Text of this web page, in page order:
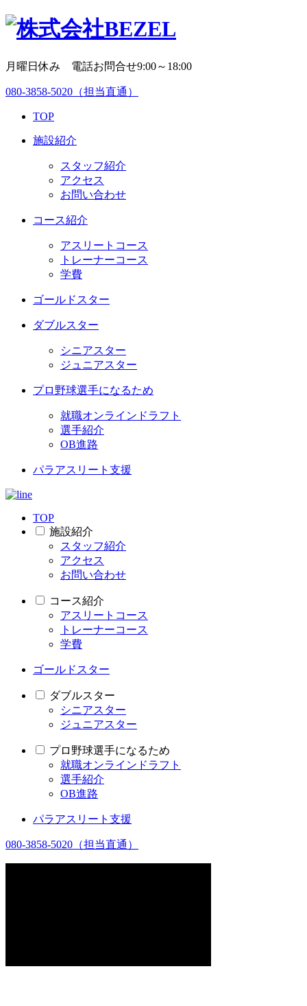
月曜日休み 電話お問合せ9:00～18:00
080-3858-5020 （担当直通）
TOP
施設紹介
スタッフ紹介
アクセス
お問い合わせ
コース紹介
アスリートコース
トレーナーコース
学費
ゴールドスター
ダブルスター
シニアスター
ジュニアスター
プロ野球選手になるため
就職オンラインドラフト
選手紹介
OB進路
パラアスリート支援
TOP
施設紹介
スタッフ紹介
アクセス
お問い合わせ
コース紹介
アスリートコース
トレーナーコース
学費
ゴールドスター
ダブルスター
シニアスター
ジュニアスター
プロ野球選手になるため
就職オンラインドラフト
選手紹介
OB進路
パラアスリート支援
080-3858-5020 （担当直通）